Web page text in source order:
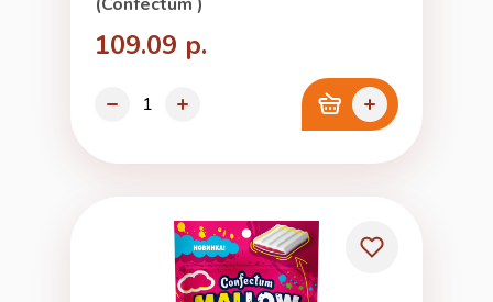
109.09 р.